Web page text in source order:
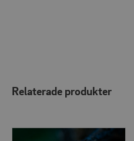
Relaterade produkter